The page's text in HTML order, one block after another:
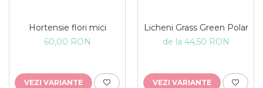
Hortensie flori mici
60,00 RON
VEZI VARIANTE
Licheni Grass Green Polar
de la 44,50 RON
VEZI VARIANTE